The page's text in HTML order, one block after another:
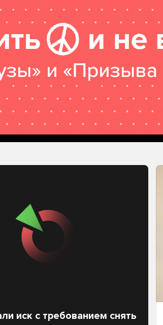
иск с требованием снять